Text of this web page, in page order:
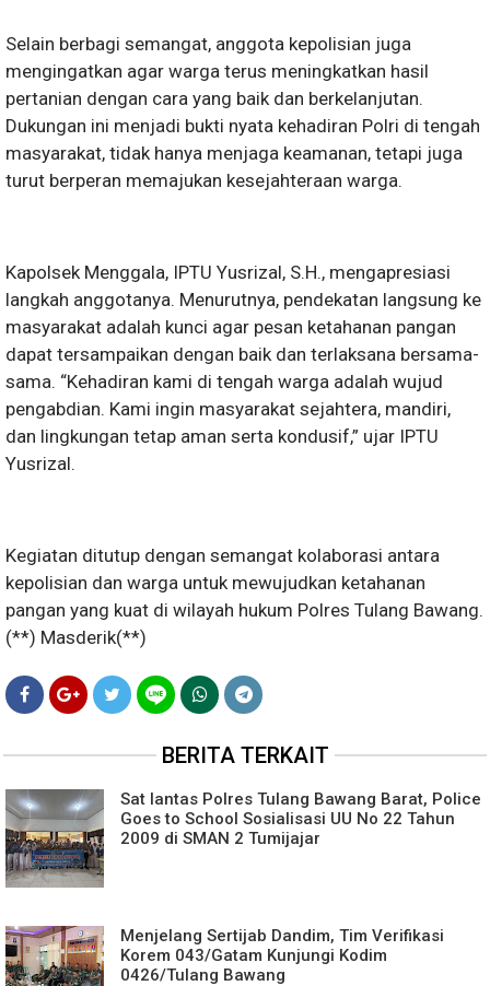
Selain berbagi semangat, anggota kepolisian juga
mengingatkan agar warga terus meningkatkan hasil
pertanian dengan cara yang baik dan berkelanjutan.
Dukungan ini menjadi bukti nyata kehadiran Polri di tengah
masyarakat, tidak hanya menjaga keamanan, tetapi juga
turut berperan memajukan kesejahteraan warga.
Kapolsek Menggala, IPTU Yusrizal, S.H., mengapresiasi
langkah anggotanya. Menurutnya, pendekatan langsung ke
masyarakat adalah kunci agar pesan ketahanan pangan
dapat tersampaikan dengan baik dan terlaksana bersama-
sama. “Kehadiran kami di tengah warga adalah wujud
pengabdian. Kami ingin masyarakat sejahtera, mandiri,
dan lingkungan tetap aman serta kondusif,” ujar IPTU
Yusrizal.
Kegiatan ditutup dengan semangat kolaborasi antara
kepolisian dan warga untuk mewujudkan ketahanan
pangan yang kuat di wilayah hukum Polres Tulang Bawang.
(**) Masderik(**)
BERITA TERKAIT
Sat lantas Polres Tulang Bawang Barat, Police
Goes to School Sosialisasi UU No 22 Tahun
2009 di SMAN 2 Tumijajar
Menjelang Sertijab Dandim, Tim Verifikasi
Korem 043/Gatam Kunjungi Kodim
0426/Tulang Bawang